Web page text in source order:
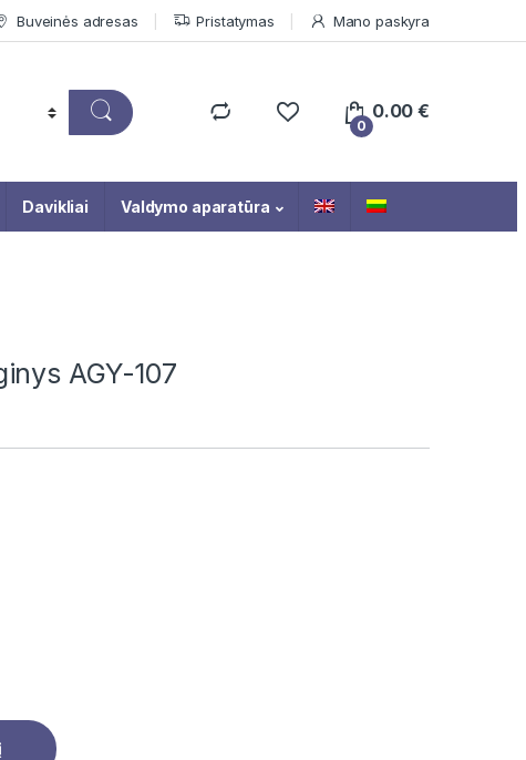
Buveinės adresas Pristatymas Mano paskyra
0
0.00€
Davikliai Valdymo aparatūra
AGY-107